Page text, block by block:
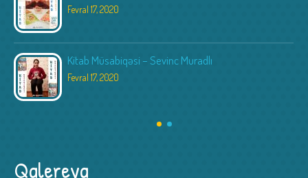
Fevral 17, 2020
Kitab Müsabiqəsi – Sevinc Muradlı
Fevral 17, 2020
Qalereya